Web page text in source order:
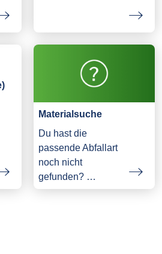
Materialsuche
Du hast die
passende Abfallart
noch nicht
gefunden? …